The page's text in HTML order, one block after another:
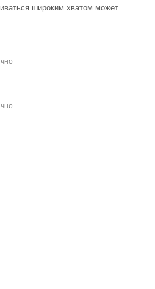
широким хватом может